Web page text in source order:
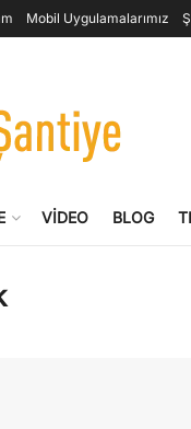
Mobil Uygulamalarımız
VIDEO BLOG